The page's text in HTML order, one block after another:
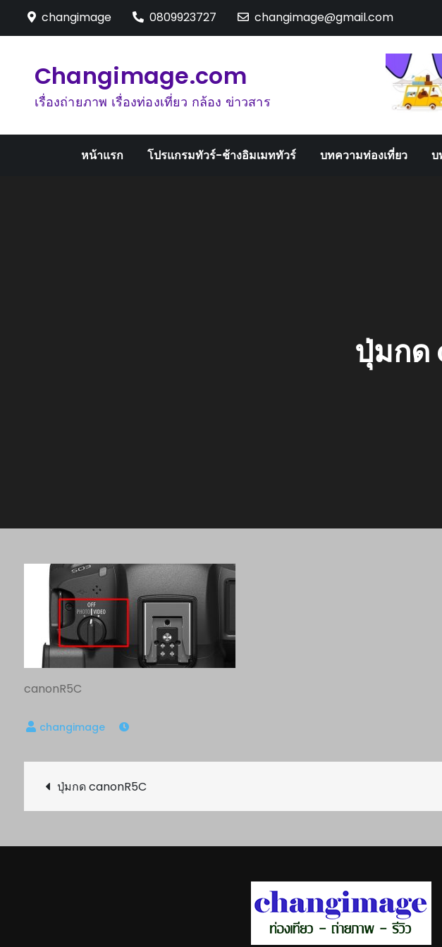
changimage 0809923727 changimage@gmail.com
Changimage.com
เรื่องถ่ายภาพ เรื่องท่องเที่ยว กล้อง ข่าวสาร
หน้าแรก โปรแกรมทัวร์-ช้างอิมเมททัวร์ บทความท่องเที่ยว บ
ปุ่มกด
canonR5C
Post
ปุ่มกด canonR5C